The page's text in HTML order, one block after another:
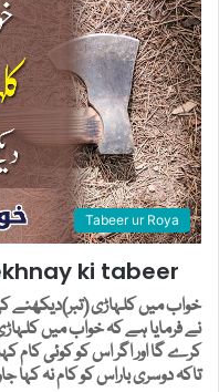
Tabeer ur Roya
ki tabeer
خواب میں کلہاڑی (تبر)دیکھنے
نے فرمایا ہے کہ خواب میں
کرے گا اور اگر اس کو کوئی کام
تاکہ دوسری باراس کو کام نہ